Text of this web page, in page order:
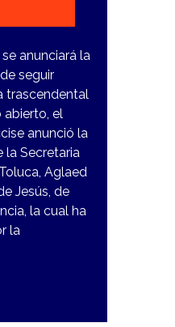
anunciará la
seguir
trascendental
abierto, el
anunció la
la Secretaria
Aglaed
Jesús, de
la cual ha
la